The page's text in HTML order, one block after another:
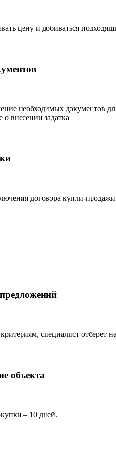
цену и добиваться
необходимых документов
внесении задатка.
договора купли-
специалист отберет
объекта
– 10 дней.